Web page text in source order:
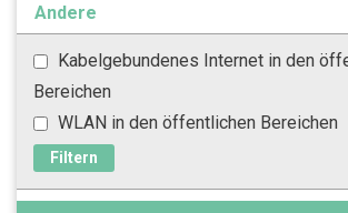
Andere
Kabelgebundenes Internet in den
Bereichen
WLAN in den öffentlichen Bereichen
Filtern